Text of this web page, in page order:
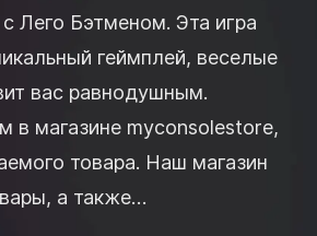
Лего Бэтменом. Эта игра
геймплей, веселые
вас равнодушным.
в магазине myconsolestore,
товара. Наш магазин
а также